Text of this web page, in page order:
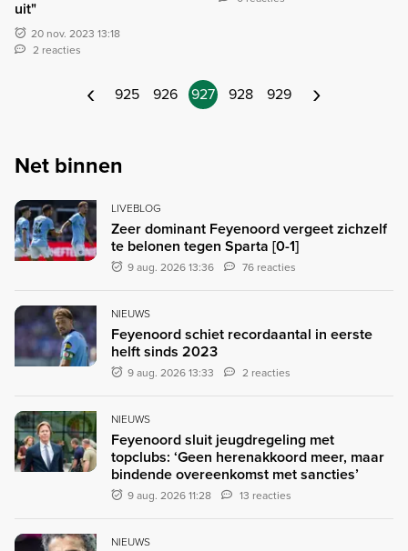
uit"
20 nov. 2023 13:18
2 reacties
‹ 925 926 927 928 929 ›
Net binnen
LIVEBLOG
Zeer dominant Feyenoord vergeet zichzelf
te belonen tegen Sparta [0-1]
9 aug. 2026 13:36 76 reacties
NIEUWS
Feyenoord schiet recordaantal in eerste
helft sinds 2023
9 aug. 2026 13:33 2 reacties
NIEUWS
Feyenoord sluit jeugdregeling met
topclubs: ‘Geen herenakkoord meer, maar
bindende overeenkomst met sancties’
9 aug. 2026 11:28 13 reacties
NIEUWS